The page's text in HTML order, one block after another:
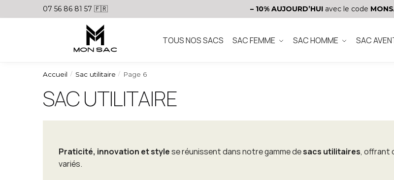
07 56 86 81 57 🇫🇷 – 10% AUJOURD’HUIavec le code
TOUS NOS SACS SAC FEMME SAC HOMME SAC
Accueil / Sac utilitaire / Page 6
SAC UTILITAIRE
Praticité, innovation et stylese réunissent dans notre gamme desacs utilitaires, offrant
variés.